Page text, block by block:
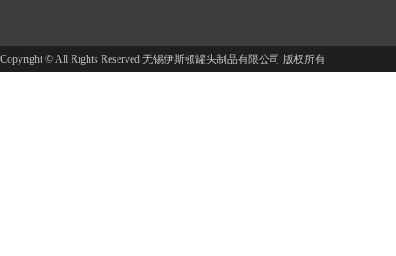
Copyright © All Rights Reserved 无锡伊斯顿罐头制品有限公司 版权所有